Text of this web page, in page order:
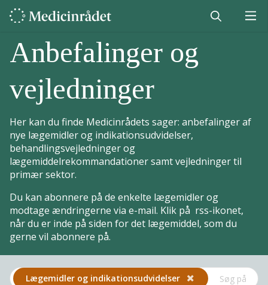
Anbefalinger og
vejledninger
Her kan du finde Medicinrådets sager: anbefalinger af
nye lægemidler og indikationsudvidelser,
behandlingsvejledninger og
lægemiddelrekommandationer samt vejledninger til
primær sektor.
Du kan abonnere på de enkelte lægemidler og
modtage ændringerne via e-mail. Klik på rss-ikonet,
når du er inde på siden for det lægemiddel, som du
gerne vil abonnere på.
Lægemidler og indikations­udvidelser